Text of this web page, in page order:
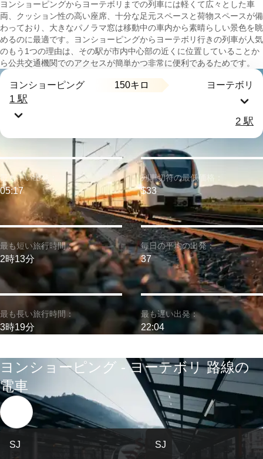
ヨンショーピングからヨーテボリまでの列車には軽くて広々とした車
両、クッション性の高い座席、十分な足元スペースと荷物スペースが備
わっており、大きなパノラマ窓は移動中の車内から素晴らしい景色を眺
めるのに最適です。ヨンショーピングからヨーテボリ行きの列車が人気
のもう1つの理由は、その駅が市内中心部の近くに位置していることか
ら公共交通機関でのアクセスが簡単かつ非常に便利であるためです。
ヨンショーピング 150キロ ヨーテボリ
1 駅
2 駅
最も短い旅行時間：
2時13分
最も早い出発：
05:17
最も長い旅行時間：
3時19分
列車切符の最低価格：
$33
毎日の平均の出発：
37
最も遅い出発：
22:04
ヨンショーピング - ヨーテボリ 路線の
電車
SJ SJ